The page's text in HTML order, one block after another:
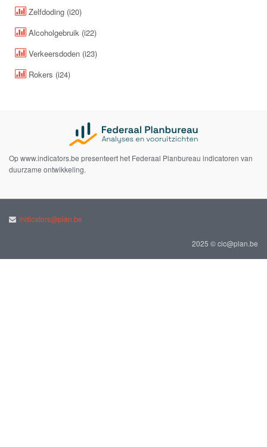
Zelfdoding (i20)
Alcoholgebruik (i22)
Verkeersdoden (i23)
Rokers (i24)
Op www.indicators.be presenteert het Federaal Planbureau indicatoren van
duurzame ontwikkeling.
indicators@plan.be
2025 © cic@plan.be